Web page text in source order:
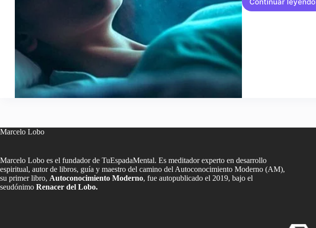
La
Marcelo Lobo
Marcelo Lobo es el fundador de TuEspadaMental. Es meditador experto en desarrollo
espiritual, autor de libros, guía y maestro del camino del Autoconocimiento Moderno (AM),
su primer libro, Autoconocimiento Moderno, fue autopublicado el 2019, bajo el
seudónimo Renacer del Lobo.